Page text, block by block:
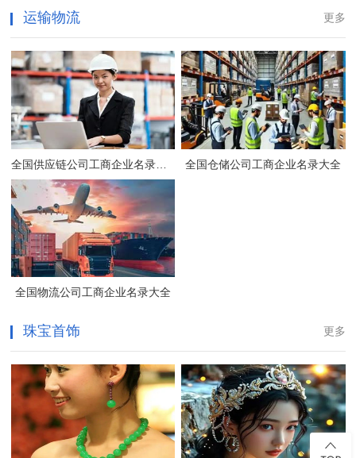
更多
运输物流
全国供应链公司工商企业名录大全 全国仓储公司工商企业名录大全
全国物流公司工商企业名录大全
更多
珠宝首饰